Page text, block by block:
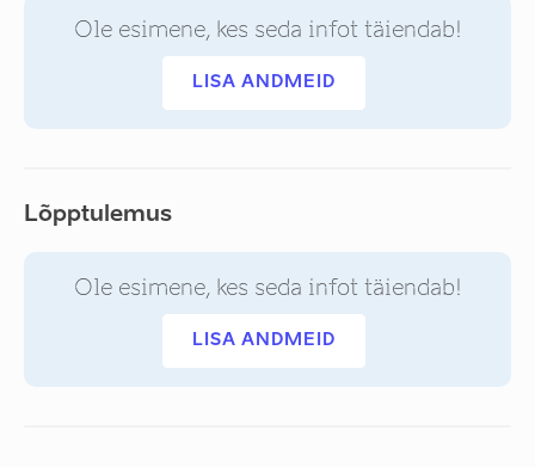
Ole esimene, kes seda infot täiendab!
LISA ANDMEID
Lõpptulemus
Ole esimene, kes seda infot täiendab!
LISA ANDMEID